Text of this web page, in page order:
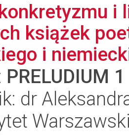
i
książek
i
PRELUDIUM 1
dr